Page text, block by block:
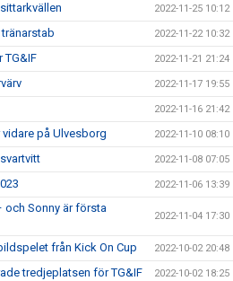
2022-11-25 10:12
2022-11-22 10:32
TG&IF 2022-11-21 21:24
2022-11-17 19:55
2022-11-16 21:42
på Ulvesborg 2022-11-10 08:10
2022-11-08 07:05
2022-11-06 13:39
och Sonny är första
2022-11-04 17:30
från Kick On Cup 2022-10-02 20:48
tredjeplatsen för TG&IF 2022-10-02 18:25